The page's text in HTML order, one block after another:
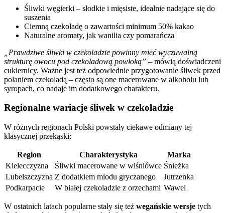
Śliwki węgierki – słodkie i mięsiste, idealnie nadające się do
suszenia
Ciemną czekoladę o zawartości minimum 50% kakao
Naturalne aromaty, jak wanilia czy pomarańcza
„Prawdziwe śliwki w czekoladzie powinny mieć wyczuwalną
strukturę owocu pod czekoladową powłoką” – mówią doświadczeni
cukiernicy. Ważne jest też odpowiednie przygotowanie śliwek przed
polaniem czekoladą – często są one macerowane w alkoholu lub
syropach, co nadaje im dodatkowego charakteru.
Regionalne wariacje śliwek w czekoladzie
W różnych regionach Polski powstały ciekawe odmiany tej
klasycznej przekąski:
Region Charakterystyka
Marka
Kielecczyzna
Śliwki macerowane w wiśniówce Śnieżka
Lubelszczyzna Z dodatkiem miodu gryczanego
Jutrzenka
Podkarpacie
W białej czekoladzie z orzechami Wawel
W ostatnich latach popularne stały się też wegańskie wersje tych